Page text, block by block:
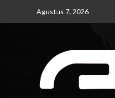
Agustus 7, 2026